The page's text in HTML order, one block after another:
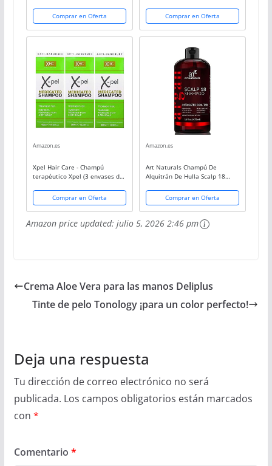
Comprar en Oferta
Piojos,Tratamiento para Piojos
y Liendres,Champú Terapéutico
Anti Piojos Niños con
Comprar en Oferta
Amazon.es
Xpel Hair Care - Champú
terapéutico Xpel (3 envases de
contra la caspa, la psoriasis y
los picores en el cuero
cabelludo
Comprar en Oferta
Amazon.es
Art Naturals Champú De
Alquitrán De Hulla Scalp 18
ml.
Comprar en Oferta
Amazon price updated: julio 5, 2026 2:46 pm
Crema Aloe Vera para las manos Deliplus
Tinte de pelo Tonology ¡para un color perfecto!
Deja una respuesta
Tu dirección de correo electrónico no será
publicada. Los campos obligatorios están marcados
con *
Comentario *